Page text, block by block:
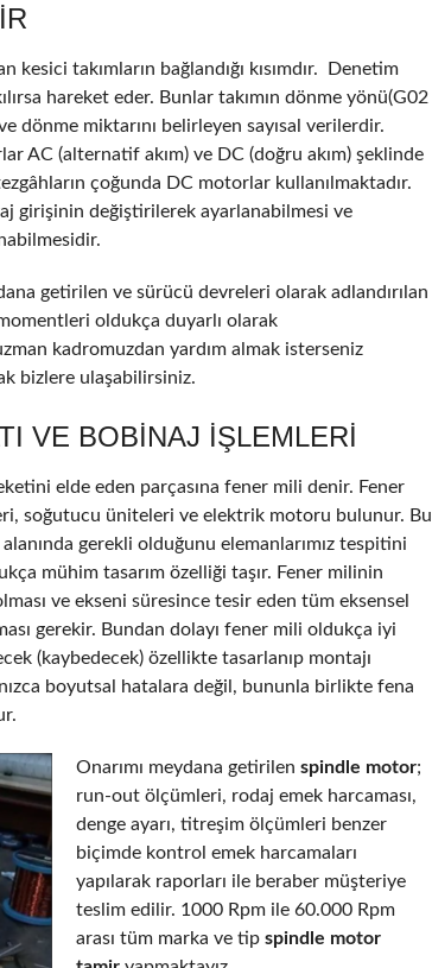
kesici takımların bağlandığı kısımdır. Denetim
hareket eder. Bunlar takımın dönme yönü(G02
dönme miktarını belirleyen sayısal verilerdir.
AC (alternatif akım) ve DC (doğru akım) şeklinde
çoğunda DC motorlar kullanılmaktadır.
girişinin değiştirilerek ayarlanabilmesi ve
getirilen ve sürücü devreleri olarak adlandırılan
oldukça duyarlı olarak
kadromuzdan yardım almak isterseniz
bizlere ulaşabilirsiniz.
VE BOBINAJ IŞLEMLERI
elde eden parçasına fener mili denir. Fener
soğutucu üniteleri ve elektrik motoru bulunur. Bu
alanında gerekli olduğunu elemanlarımız tespitini
mühim tasarım özelliği taşır. Fener milinin
ve ekseni süresince tesir eden tüm eksensel
gerekir. Bundan dolayı fener mili oldukça iyi
(kaybedecek) özellikte tasarlanıp montajı
boyutsal hatalara değil, bununla birlikte fena
Onarımı meydana getirilen spindle motor;
run-out ölçümleri, rodaj emek harcaması,
denge ayarı, titreşim ölçümleri benzer
biçimde kontrol emek harcamaları
yapılarak raporları ile beraber müşteriye
teslim edilir. 1000 Rpm ile 60.000 Rpm
arası tüm marka ve tip spindle motor